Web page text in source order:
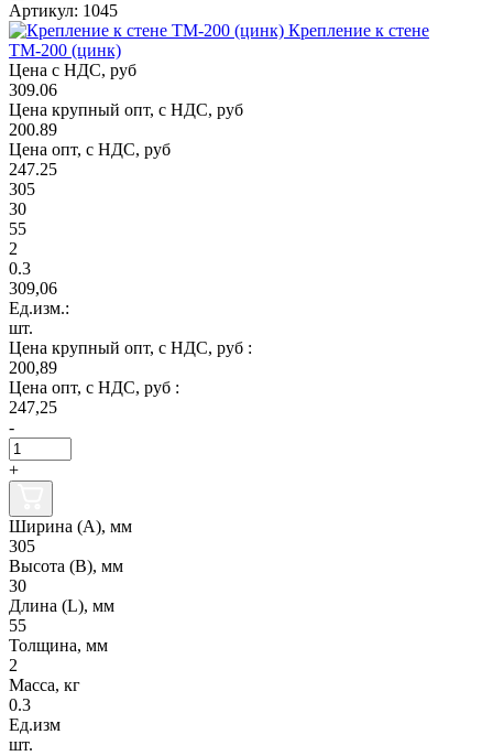
Артикул: 1045
Крепление к стене
ТМ-200 (цинк)
Цена с НДС, руб
309.06
Цена крупный опт, с НДС, руб
200.89
Цена опт, с НДС, руб
247.25
305
30
55
2
0.3
309,06
Ед.изм.:
шт.
Цена крупный опт, с НДС, руб :
200,89
Цена опт, с НДС, руб :
247,25
-
+
Ширина (А), мм
305
Высота (В), мм
30
Длина (L), мм
55
Толщина, мм
2
Масса, кг
0.3
Ед.изм
шт.